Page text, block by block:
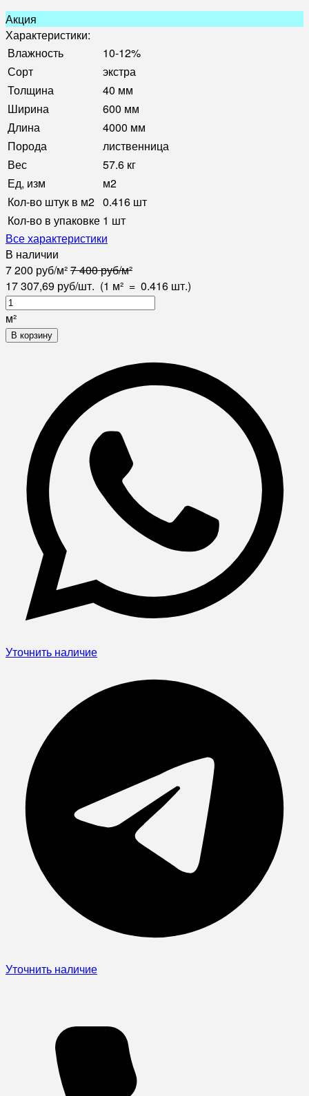
Акция
Характеристики:
Влажность
10-12%
Сорт
экстра
Толщина
40 мм
Ширина
600 мм
Длина
4000 мм
Порода
лиственница
Вес
57.6 кг
Ед, изм
м2
Кол-во штук в м2 0.416 шт
Кол-во в упаковке 1 шт
Все характеристики
В наличии
7 200 руб/м²7 400руб/м²
17 307,69 руб/шт. (1 м² = 0.416 шт.)
м²
В корзину
Уточнить наличие
Уточнить наличие